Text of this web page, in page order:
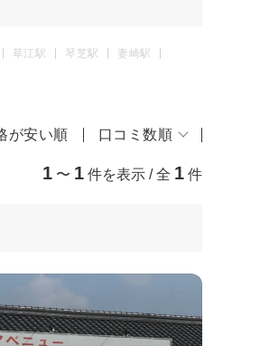
草江駅 琴芝駅
妻崎駅
が安い順 口コミ数順
1 〜 1 件を表示 / 全 1 件